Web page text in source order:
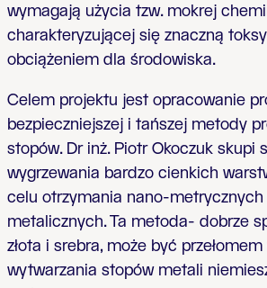
wymagają użycia tzw. mokrej
charakteryzującej się znaczną
obciążeniem dla środowiska.
Celem projektu jest opracowanie
bezpieczniejszej i tańszej metody
stopów. Dr inż. Piotr Okoczuk skupi
wygrzewania bardzo cienkich
celu otrzymania nano-metrycznych
metalicznych. Ta metoda- dobrze
złota i srebra, może być
wytwarzania stopów metali